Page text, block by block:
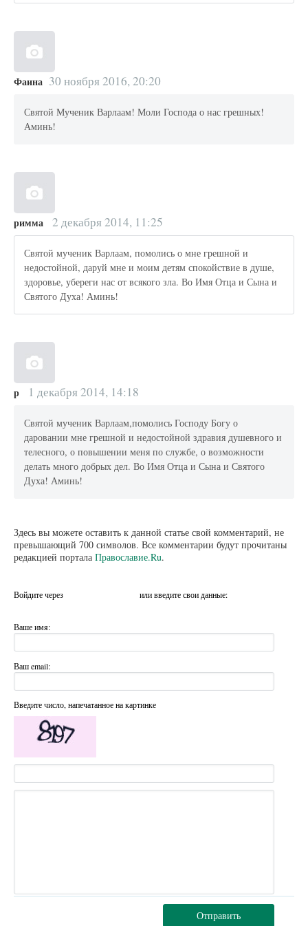
Фаина 30 ноября 2016, 20:20
Святой Мученик Варлаам! Моли Господа о нас грешных!
Аминь!
римма 2 декабря 2014, 11:25
Святой мученик Варлаам, помолись о мне грешной и
недостойной, даруй мне и моим детям спокойствие в душе,
здоровье, убереги нас от всякого зла. Во Имя Отца и Сына и
Святого Духа! Аминь!
р 1 декабря 2014, 14:18
Святой мученик Варлаам,помолись Господу Богу о
даровании мне грешной и недостойной здравия душевного и
телесного, о повышении меня по службе, о возможности
делать много добрых дел. Во Имя Отца и Сына и Святого
Духа! Аминь!
Здесь вы можете оставить к данной статье свой комментарий, не
превышающий 700 символов. Все комментарии будут прочитаны
редакцией портала Православие.Ru.
Войдите через или введите свои данные:
Ваше имя:
Ваш email:
Введите число, напечатанное на картинке
Отправить